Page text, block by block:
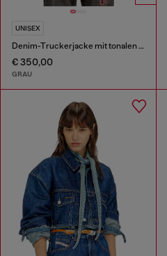
UNISEX
Denim-Truckerjacke mit tonalen Lederbesätzen
€ 350,00
GRAU